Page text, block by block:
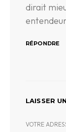
dirait
RÉPONDRE
LAISSER
VOTRE